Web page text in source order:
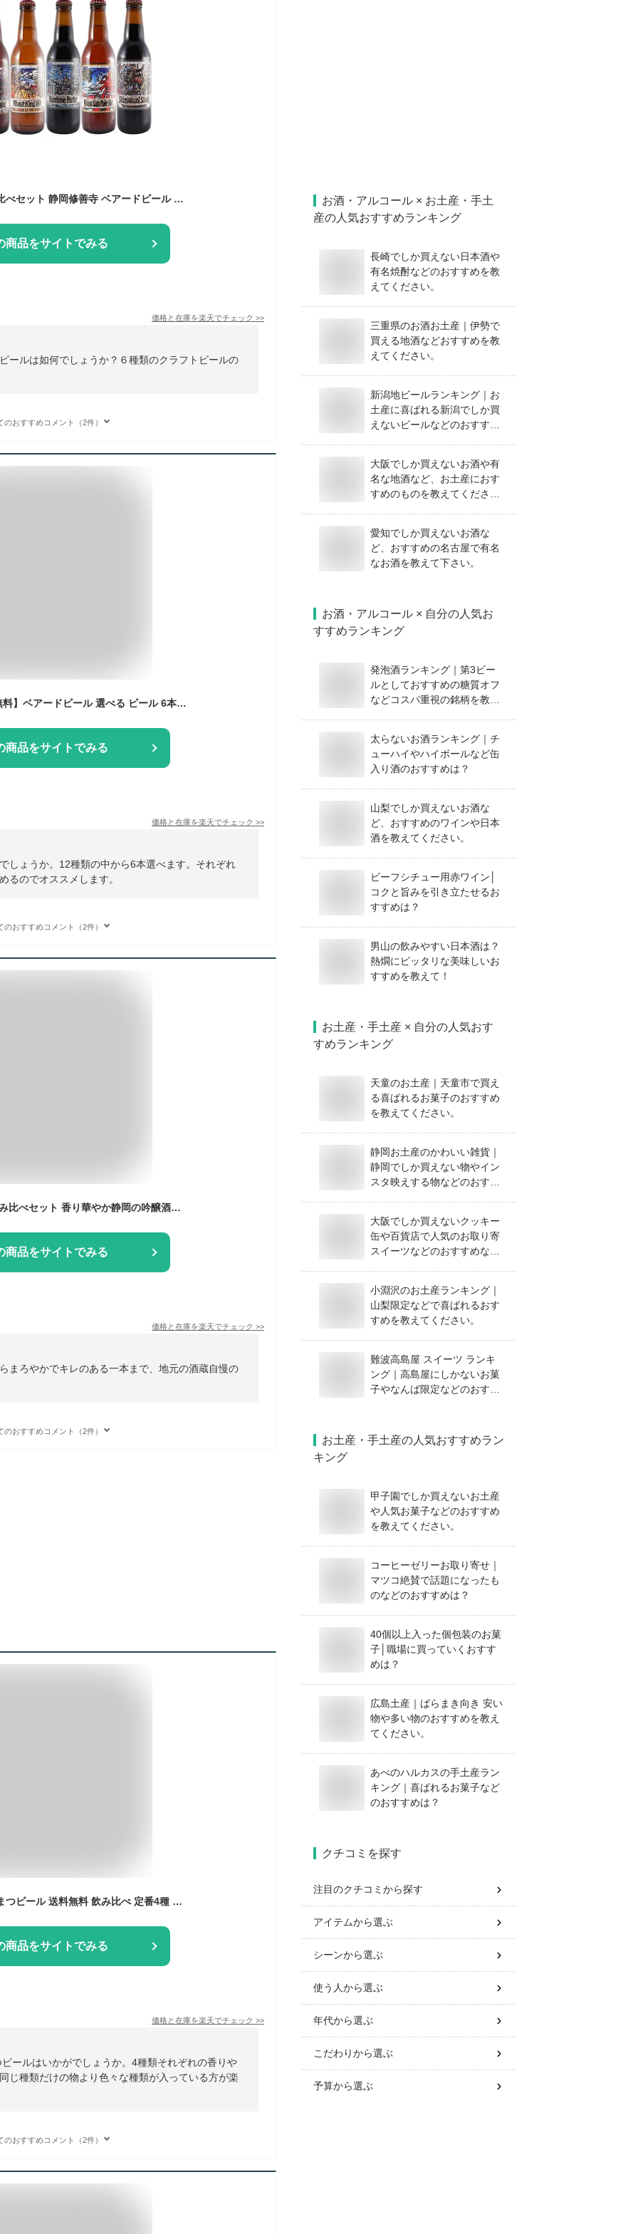
クラフトビール 飲み比べセット 静岡修善寺 ベアードビール ベアードブルワリーガーデン修善寺 6本 静岡県 ベアードブルーイング ビール 国産クラフトビール・地ビール ビールセット 本州のみ送料無料 お酒 お歳暮 プレゼント
商品をサイトでみる
価格と在庫を楽天でチェック >>
ールは如何でしょうか？６種類のクラフトビールの
のおすすめコメント（2件）
【本州・四国は送料無料】ベアードビール 選べる ビール 6本セット クラフトビール 飲み比べ 詰め合わせ 地ビール 静岡 沼津 伊豆 専用カートン入り【クール便配送】
商品をサイトでみる
価格と在庫を楽天でチェック >>
しょうか。12種類の中から6本選べます。それぞれ
るのでオススメします。
のおすすめコメント（2件）
お中元 お酒 日本酒飲み比べセット 香り華やか静岡の吟醸酒（300ml）5本セット お酒 呑み比べ お酒 地酒 静岡 内祝い 結婚祝い 誕生日 プレゼント 父の日 ギフト 暑中見舞い 残暑見舞い 家飲み 宅飲み 高砂 臥龍梅 開運 正雪 英君 送料無料
商品をサイトでみる
価格と在庫を楽天でチェック >>
まろやかでキレのある一本まで、地元の酒蔵自慢の
のおすすめコメント（2件）
クラフトビール はままつビール 送料無料 飲み比べ 定番4種 ヴァイツェン1本 アルト1本 ヘレス1本 シュヴァルツ1本 浜松 ビール 地ビール プレゼント 贈り物 ギフト 受賞 静岡県 ドイツビール おすすめ
商品をサイトでみる
価格と在庫を楽天でチェック >>
ールはいかがでしょうか。4種類それぞれの香りや
じ種類だけの物より色々な種類が入っている方が楽
のおすすめコメント（2件）
お酒・アルコール × お土産・手土
産の人気おすすめランキング
長崎でしか買えない日本酒や
有名焼酎などのおすすめを教
えてください。
三重県のお酒お土産｜伊勢で
買える地酒などおすすめを教
えてください。
新潟地ビールランキング｜お
土産に喜ばれる新潟でしか買
えないビールなどのおすすめ
大阪でしか買えないお酒や有
名な地酒など、お土産におす
すめのものを教えてくださ
愛知でしか買えないお酒な
ど、おすすめの名古屋で有名
なお酒を教えて下さい。
お酒・アルコール × 自分の人気お
すすめランキング
発泡酒ランキング｜第3ビー
ルとしておすすめの糖質オフ
などコスパ重視の銘柄を教え
太らないお酒ランキング｜チ
ューハイやハイボールなど缶
入り酒のおすすめは？
山梨でしか買えないお酒な
ど、おすすめのワインや日本
酒を教えてください。
ビーフシチュー用赤ワイン│
コクと旨みを引き立たせるお
すすめは？
男山の飲みやすい日本酒は？
熱燗にピッタリな美味しいお
すすめを教えて！
お土産・手土産 × 自分の人気おす
すめランキング
天童のお土産｜天童市で買え
る喜ばれるお菓子のおすすめ
を教えてください。
静岡お土産のかわいい雑貨｜
静岡でしか買えない物やイン
スタ映えする物などのおすす
大阪でしか買えないクッキー
缶や百貨店で人気のお取り寄
スイーツなどのおすすめな商
小淵沢のお土産ランキング｜
山梨限定などで喜ばれるおす
すめを教えてください。
難波高島屋 スイーツ ランキ
ング｜高島屋にしかないお菓
子やなんば限定などのおすす
お土産・手土産の人気おすすめラン
キング
甲子園でしか買えないお土産
や人気お菓子などのおすすめ
を教えてください。
コーヒーゼリーお取り寄せ｜
マツコ絶賛で話題になったも
のなどのおすすめは？
40個以上入った個包装のお菓
子│職場に買っていくおすす
めは？
広島土産｜ばらまき向き 安い
物や多い物のおすすめを教え
てください。
あべのハルカスの手土産ラン
キング｜喜ばれるお菓子など
のおすすめは？
クチコミを探す
注目のクチコミから探す
アイテムから選ぶ
シーンから選ぶ
使う人から選ぶ
年代から選ぶ
こだわりから選ぶ
予算から選ぶ